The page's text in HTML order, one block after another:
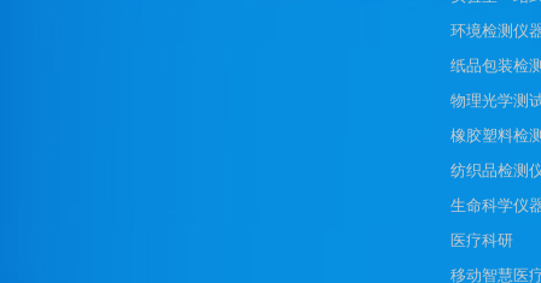
环境检测仪
纸品包装检
物理光学测
橡胶塑料检
纺织品检测
生命科学仪
医疗科研
移动智慧医